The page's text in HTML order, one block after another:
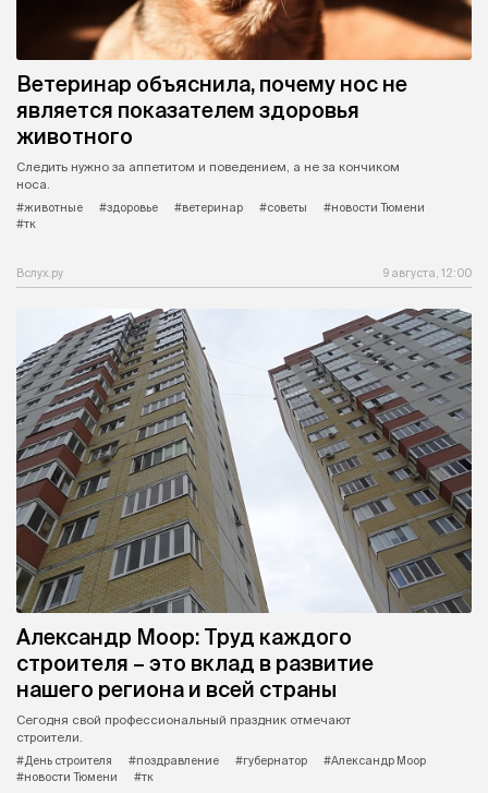
Ветеринар объяснила, почему нос не
является показателем здоровья
животного
Следить нужно за аппетитом и поведением, а не за кончиком
носа.
#животные
#здоровье #ветеринар #советы
#новости Тюмени
#тк
Вслух.ру 9 августа, 12:00
Александр Моор: Труд каждого
строителя – это вклад в развитие
нашего региона и всей страны
Сегодня свой профессиональный праздник отмечают
строители.
#День строителя
#поздравление #губернатор
#Александр Моор
#новости Тюмени
#тк